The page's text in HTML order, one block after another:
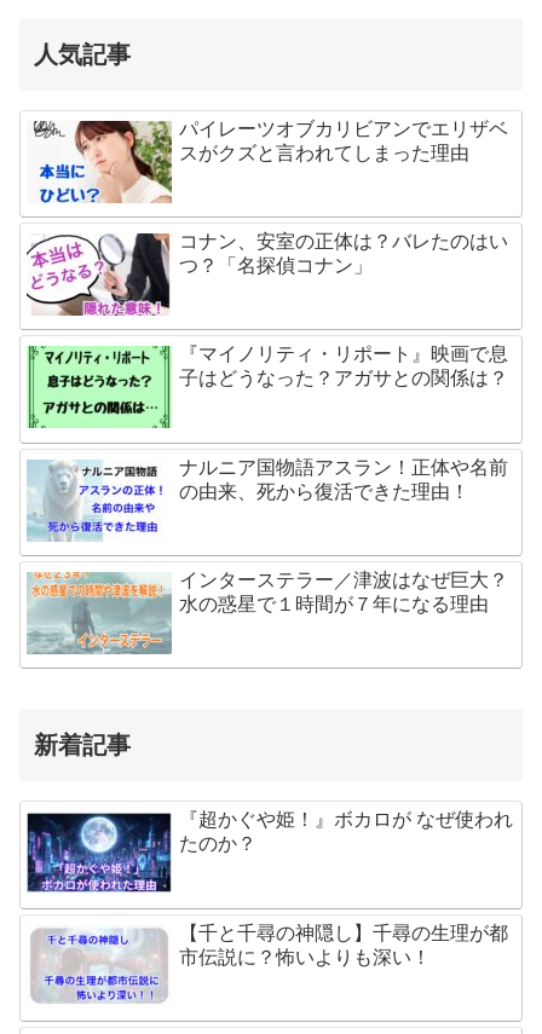
人気記事
パイレーツオブカリビアンでエリザベ
スがクズと言われてしまった理由
コナン、安室の正体は？バレたのはい
つ？「名探偵コナン」
『マイノリティ・リポート』映画で息
子はどうなった？アガサとの関係は？
ナルニア国物語アスラン！正体や名前
の由来、死から復活できた理由！
インターステラー／津波はなぜ巨大？
水の惑星で１時間が７年になる理由
新着記事
『超かぐや姫！』ボカロが なぜ使われ
たのか？
【千と千尋の神隠し】千尋の生理が都
市伝説に？怖いよりも深い！